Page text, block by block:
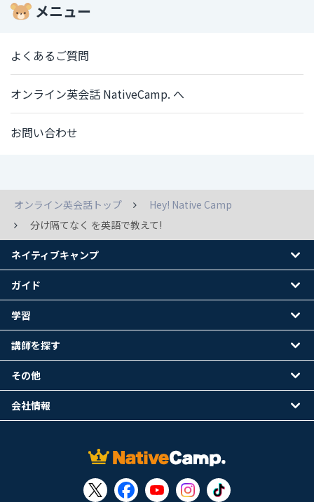
メニュー
よくあるご質問
オンライン英会話 NativeCamp. へ
お問い合わせ
オンライン英会話トップ
Hey! Native Camp
分け隔てなく を英語で教えて!
ネイティブキャンプ
ガイド
学習
講師を探す
その他
会社情報